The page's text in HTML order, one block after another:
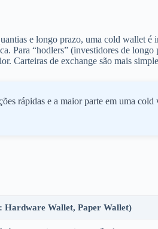
e longo prazo, uma cold wallet é
Para “hodlers” (investidores de
Carteiras de exchange são mais
rápidas e a maior parte em uma cold
Hardware Wallet, Paper Wallet)